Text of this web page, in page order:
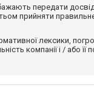
бажають передати
прийняти
лексики,
компанії і / або